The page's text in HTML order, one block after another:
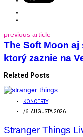
previous article
The Soft Moon
ktorý zaznie na
Related Posts
KONCERTY
/6. AUGUSTA 2026
Stranger Things